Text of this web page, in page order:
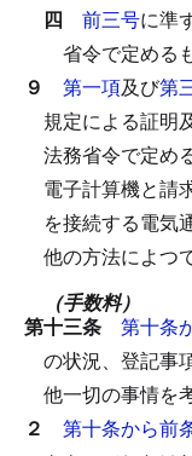
四 前三号に準
省令で定める
９ 第一項及び第
規定による証明
法務省令で定め
電子計算機と請
を接続する電気
他の方法によつ
（手数料）
第十三条 第十条
の状況、登記事
他一切の事情を
２ 第十条から前